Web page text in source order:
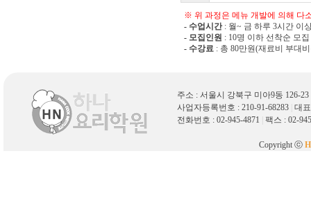
※ 위 과정은 메뉴 개발에 의해 다
- 수업시간: 월~ 금 하루 3시간 이
- 모집인원 : 10명 이하 선착순 모집
- 수강료 : 총 80만원(재료비 부대
주소 : 서울시 강북구 미아9동 126-
사업자등록번호 : 210-91-68283 대
전화번호 : 02-945-4871
팩스 : 02-
Copyright ⓒ